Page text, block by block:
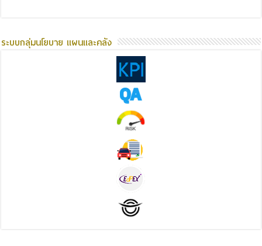
ระบบกลุ่มนโยบาย แผนและคลัง